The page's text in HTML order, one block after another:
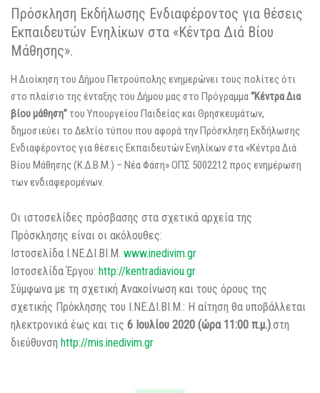
Πρόσκληση Εκδήλωσης Ενδιαφέροντος για θέσεις
Εκπαιδευτών Ενηλίκων στα «Κέντρα Διά Βίου
Μάθησης».
Η Διοίκηση του Δήμου Πετρούπολης ενημερώνει τους πολίτες ότι
στο πλαίσιο της ένταξης του Δήμου μας στο Πρόγραμμα“Κέντρα Δια
βίου μάθηση”του Υπουργείου Παιδείας και Θρησκευμάτων,
δημοσιεύει το Δελτίο τύπου που αφορά την Πρόσκληση Εκδήλωσης
Ενδιαφέροντος για θέσεις Εκπαιδευτών Ενηλίκων στα «Κέντρα Διά
Βίου Μάθησης (Κ.Δ.Β.Μ.) – Νέα Φάση» ΟΠΣ 5002212 προς ενημέρωση
των ενδιαφερομένων.
Οι ιστοσελίδες πρόσβασης στα σχετικά αρχεία της
Πρόσκλησης είναι οι ακόλουθες:
Ιστοσελίδα Ι.ΝΕ.ΔΙ.ΒΙ.Μ. www.inedivim.gr
Ιστοσελίδα Έργου: http://kentradiaviou.gr
Σύμφωνα με τη σχετική Ανακοίνωση και τους όρους της
σχετικής Πρόκλησης του Ι.ΝΕ.ΔΙ.ΒΙ.Μ.: Η αίτηση θα υποβάλλεται
ηλεκτρονικά έως και τις 6 Ιουλίου 2020 (ώρα 11:00 π.μ.).στη
διεύθυνση http://mis.inedivim.gr